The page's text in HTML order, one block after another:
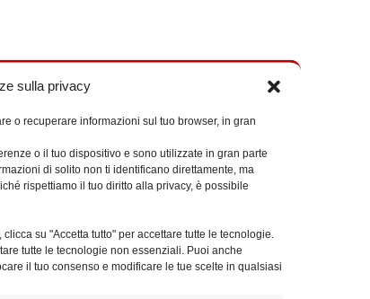
sulla privacy
o recuperare informazioni sul tuo browser, in gran
o il tuo dispositivo e sono utilizzate in gran parte
di solito non ti identificano direttamente, ma
rispettiamo il tuo diritto alla privacy, è possibile
su "Accetta tutto" per accettare tutte le tecnologie.
tutte le tecnologie non essenziali. Puoi anche
il tuo consenso e modificare le tue scelte in qualsiasi